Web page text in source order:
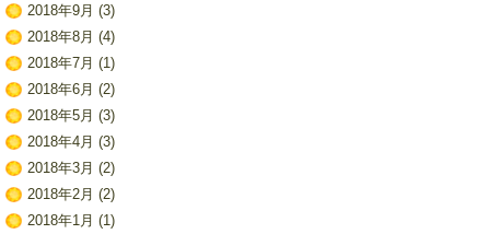
2018年9月 (3)
2018年8月 (4)
2018年7月 (1)
2018年6月 (2)
2018年5月 (3)
2018年4月 (3)
2018年3月 (2)
2018年2月 (2)
2018年1月 (1)